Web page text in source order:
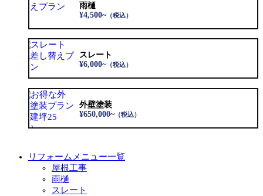
雨樋
¥4,500~（税込）
スレート
¥6,000~（税込）
外壁塗装
¥650,000~（税込）
リフォームメニュー一覧
屋根工事
雨樋
スレート